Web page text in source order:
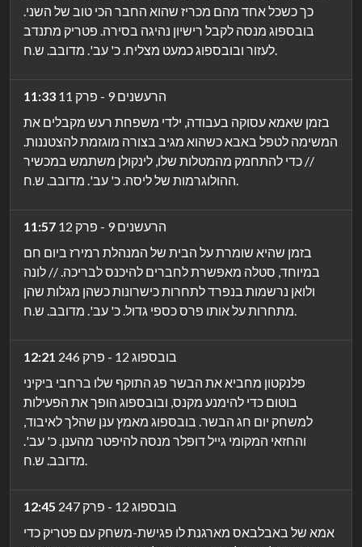
כך כשכל אחד מהם מכריז שהוא החבר הכי טוב של השני.
בובספוג מנסה לקבל רישיון נהיגה בסירה. פטריק מתנדב
לעזור ובובספוג כמעט מצליח. כ' עב'. מדובב. ש.ח.
11:33
הרעשנים 9 - פרק 11
בזמן שאמא עסוקה בעבודה, ילדי משפחת רעש מקבלים את
המשימה לטפל באבא כשהוא מגיב בצורה מוגזמת להצטננות.
// כדי להתחמק מהמטלות שלו, לינקולן משתמש במכשיר
ההולוגרמות של ליסה. כ' עב'. מדובב. ש.ח.
11:57
הרעשנים 9 - פרק 12
בזמן שהיא שומרת על הבית של המנהלת רמירז ביום חם
במיוחד, סטלה מאפשרת לחברים להיכנס לבריכה. // לונה
ולואן נרשמות בנפרד לתחרות כישרונות כשהן מגלות שהן
מתחרות על אותו פרס כספי גדול. כ' עב'. מדובב. ש.ח.
12:21
בובספוג 12 - פרק 246
פלנקטון מחביא את הבשר פג התוקף שלו ברחבי ביקיני
בוטום כדי להימנע מקנס, ובובספוג הופך את הפעילות
למשחק יום חג הבשר. בובספוג מאמץ ענן שהלך לאיבוד,
והחזאי המקומי גייל דופלר מנסה להיפטר מהענן. כ' עב'.
מדובב. ש.ח.
12:45
בובספוג 12 - פרק 247
אמא של באבלבאס מארגנת לו פגישת-משחק עם פטריק כדי